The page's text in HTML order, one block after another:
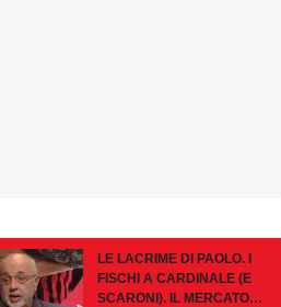
LE LACRIME DI PAOLO. I
FISCHI A CARDINALE (E
SCARONI). IL MERCATO